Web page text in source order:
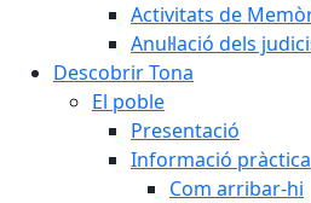
Activitats de
Anul·lació dels
Descobrir Tona
El poble
Presentació
Informació pràctica
Com arribar-hi